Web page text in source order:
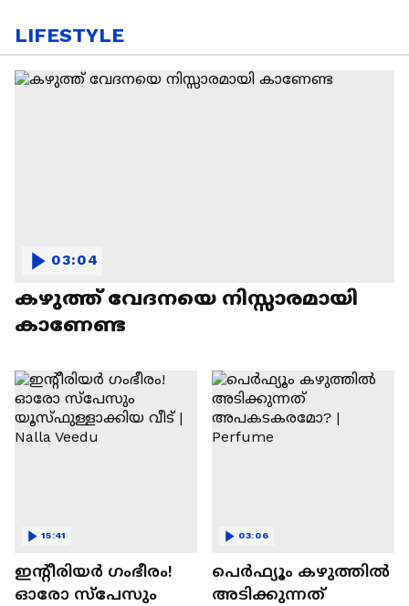
LIFESTYLE
കഴുത്ത് വേദനയെ നിസ്സാരമായി
കാണേണ്ട
03:04
ഇന്റീരിയർ ഗംഭീരം!
ഓരോ സ്‌പേസും
15:41
പെർഫ്യൂം കഴുത്തിൽ
അടിക്കുന്നത്
03:06